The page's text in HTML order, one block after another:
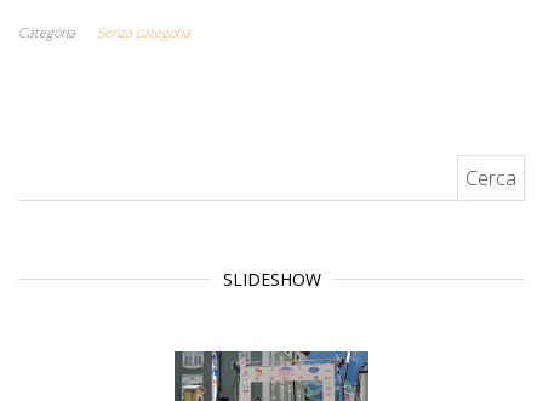
Categoria Senza categoria
SLIDESHOW